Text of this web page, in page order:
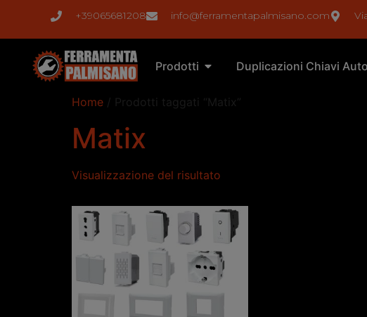
+39065681208 info@ferramentapalmisano.com
Prodotti Duplicazioni Chiavi Auto
Home / Prodotti taggati “Matix”
Matix
Visualizzazione del risultato